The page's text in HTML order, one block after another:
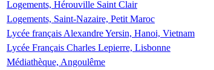
Logements, Hérouville Saint Clair
Logements, Saint-Nazaire, Petit Maroc
Lycée français Alexandre Yersin, Hanoi, Vietnam
Lycée Français Charles Lepierre, Lisbonne
Médiathèque, Angoulême